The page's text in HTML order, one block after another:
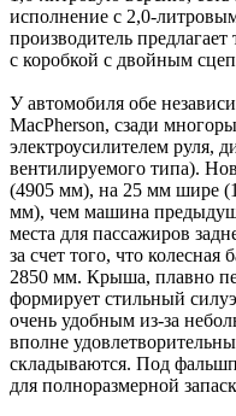
исполнение с 2,0-
производитель
с коробкой с двойным
У автомобиля обе
MacPherson, сзади
электроусилителем руля,
вентилируемого типа).
(4905 мм), на 25 мм шире
мм), чем машина
места для пассажиров
за счет того, что колесная
2850 мм. Крыша, плавно
формирует стильный
очень удобным из-за
вполне
складываются. Под
для полноразмерной